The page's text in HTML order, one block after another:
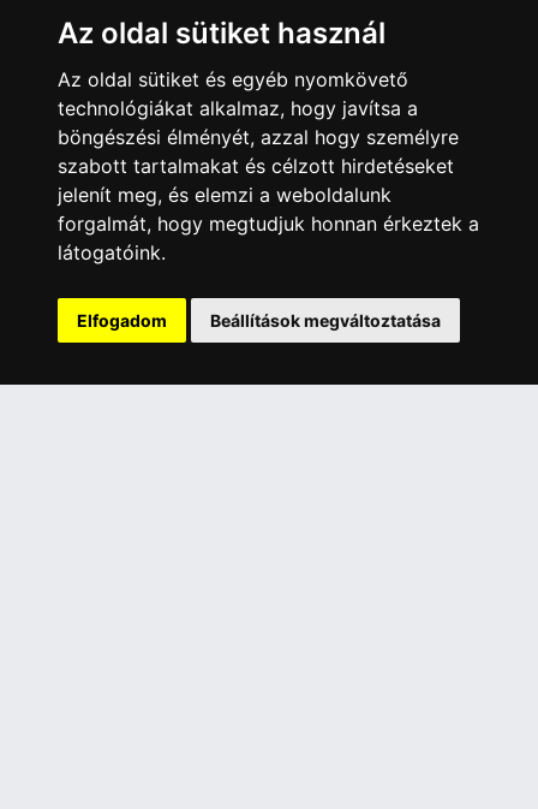
Az oldal sütiket használ
Az oldal sütiket és egyéb nyomkövető
technológiákat alkalmaz, hogy javítsa a
böngészési élményét, azzal hogy személyre
szabott tartalmakat és célzott hirdetéseket
jelenít meg, és elemzi a weboldalunk
forgalmát, hogy megtudjuk honnan érkeztek a
látogatóink.
Elfogadom Beállítások megváltoztatása
Webszolgáltatás
Üzleteinkben az elektronikus fizetés mód kizárólag átutalással
érhető el, bankkártyás fizetésre nincs lehetőség.
INFORMÁCIÓK
Általános Szerződési Feltételek
Adatkezelési nyilatkozat
Rólunk
Szolgáltatásaink